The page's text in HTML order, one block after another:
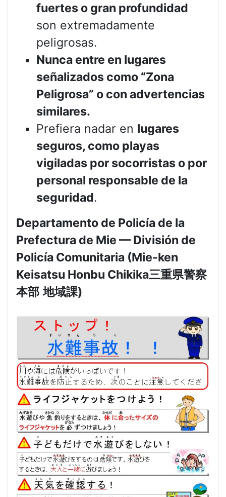
fuertes o gran profundidad
son extremadamente
peligrosas.
Nunca entre en lugares
señalizados como “Zona
Peligrosa” o con advertencias
similares.
Prefiera nadar en lugares
seguros, como playas
vigiladas por socorristas o por
personal responsable de la
seguridad.
Departamento de Policía de la
Prefectura de Mie — División de
Policía Comunitaria (Mie-ken
Keisatsu Honbu Chikika三重県警察
本部 地域課)